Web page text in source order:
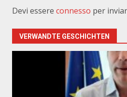
Devi essere connesso per
VERWANDTE GESCHICHTEN